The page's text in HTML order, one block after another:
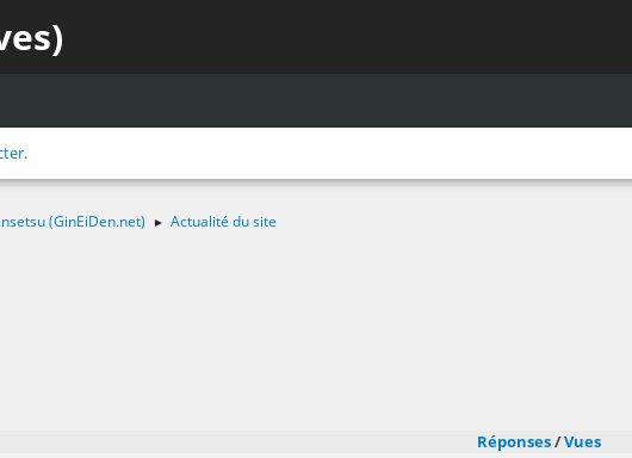
.
(GinEiDen.net) ► Actualité du site
Réponses/Vues